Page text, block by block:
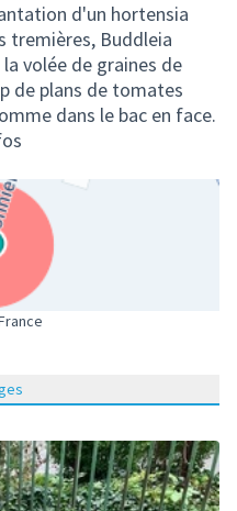
d'un hortensia
tremières, Buddleia
volée de graines de
de plans de tomates
dans le bac en face.
un nouvel onglet)